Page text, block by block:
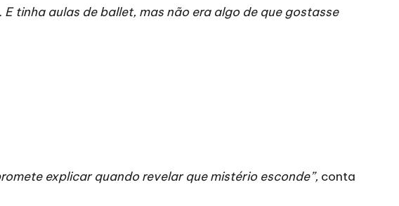
tinha aulas de ballet, mas não era algo de que gostasse
explicar quando revelar que mistério esconde”, conta